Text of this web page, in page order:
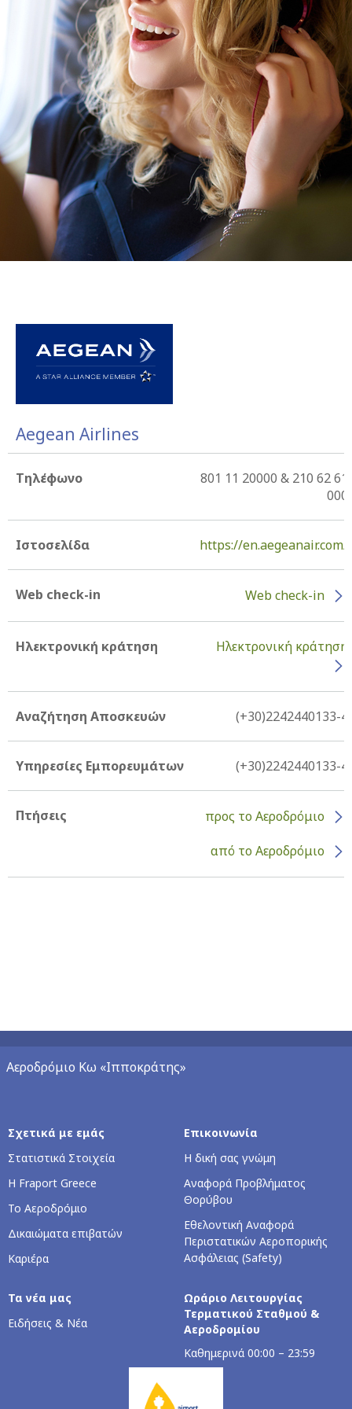
Aegean Airlines
Τηλέφωνο
801 11 20000 & 210 62 61
000
Ιστοσελίδα https://en.aegeanair.com/
Web check-in Web check-in
Ηλεκτρονική κράτηση Ηλεκτρονική κράτηση
Αναζήτηση Αποσκευών (+30)2242440133-4
Υπηρεσίες Εμπορευμάτων (+30)2242440133-4
Πτήσεις προς το Αεροδρόμιο
από το Αεροδρόμιο
Αεροδρόμιο Κω «Ιπποκράτης»
Σχετικά με εμάς
Στατιστικά Στοιχεία
Η Fraport Greece
Το Αεροδρόμιο
Δικαιώματα επιβατών
Καριέρα
Επικοινωνία
Η δική σας γνώμη
Αναφορά Προβλήματος
Θορύβου
Εθελοντική Αναφορά
Περιστατικών Αεροπορικής
Ασφάλειας (Safety)
Τα νέα μας
Ειδήσεις & Νέα
Ωράριο Λειτουργίας
Τερματικού Σταθμού &
Αεροδρομίου
Καθημερινά 00:00 – 23:59